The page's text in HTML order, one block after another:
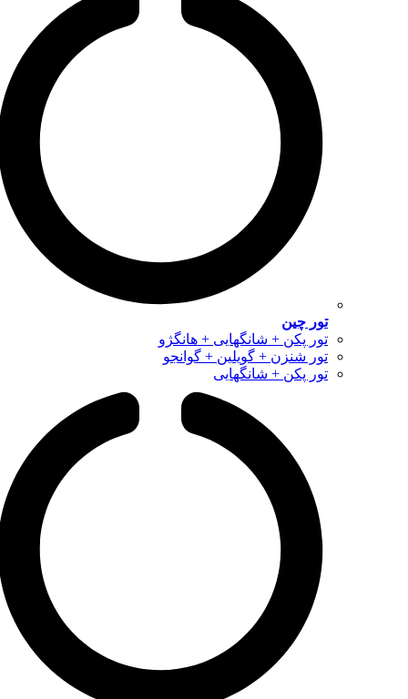
تور چین
تور پکن + شانگهایی + هانگژو
تور شنزن + گویلین + گوانجو
تور پکن + شانگهایی